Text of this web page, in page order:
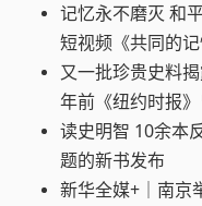
记忆永不磨灭 和
短视频《共同的
又一批珍贵史料
年前《纽约时报
读史明智 10余本
题的新书发布
新华全媒+｜南京